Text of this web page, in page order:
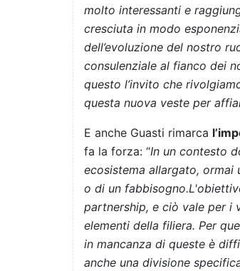
molto interessanti e
cresciuta in modo
dell’evoluzione del nostro
consulenziale al fianco dei
questo l’invito che
questa nuova veste per
E anche Guasti rimarca
fa la forza: “In un contesto
ecosistema allargato, ormai
o di un
partnership, e ciò vale per i
elementi della filiera. Per
in mancanza di queste è
anche una divisione